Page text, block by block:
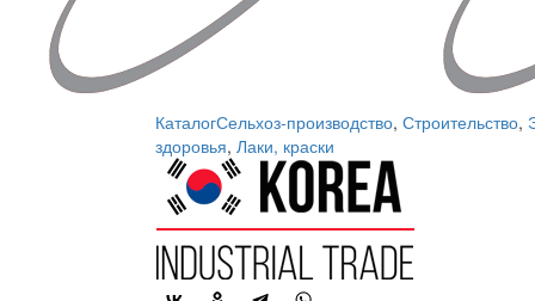
КаталогСельхоз-производство, Строительство,
здоровья, Лаки, краски